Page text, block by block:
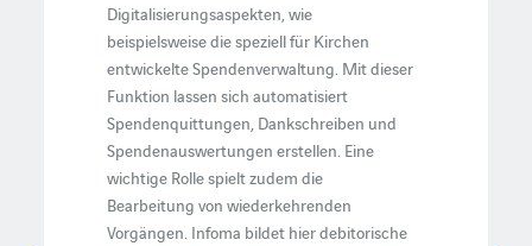
Digitalisierungsaspekten, wie
beispielsweise die speziell für Kirchen
entwickelte Spendenverwaltung. Mit dieser
Funktion lassen sich automatisiert
Spendenquittungen, Dankschreiben und
Spendenauswertungen erstellen. Eine
wichtige Rolle spielt zudem die
Bearbeitung von wiederkehrenden
Vorgängen. Infoma bildet hier debitorische